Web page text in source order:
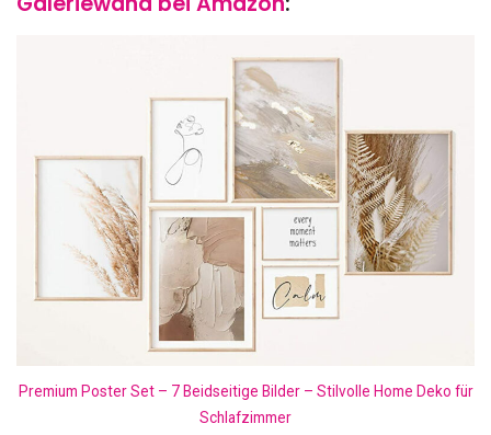
Premium Poster Set – 7 Beidseitige Bilder – Stilvolle Home Deko für
Schlafzimmer